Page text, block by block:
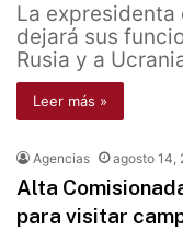
La expresidenta
dejará sus
Rusia y a
Leer más »
Agencias agosto 14,
Alta
para visitar